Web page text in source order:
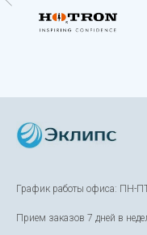
График работы офиса: ПН-
Прием заказов 7 дней в